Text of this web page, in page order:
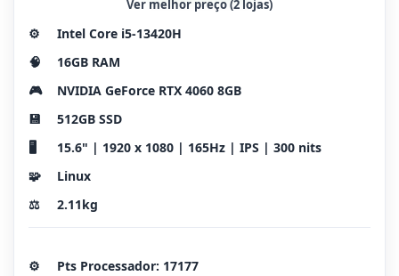
Ver melhor preço (2 lojas)
⚙️
Intel Core i5-13420H
🧠
16GB RAM
🎮
NVIDIA GeForce RTX 4060 8GB
💾
512GB SSD
🖥️
15.6" | 1920 x 1080 | 165Hz | IPS | 300 nits
🧩
Linux
⚖️
2.11kg
⚙️
Pts Processador: 17177